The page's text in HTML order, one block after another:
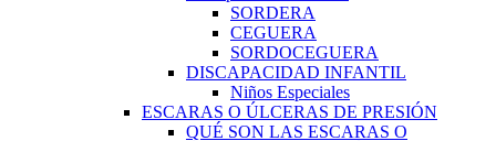
SORDERA
CEGUERA
SORDOCEGUERA
DISCAPACIDAD INFANTIL
Niños Especiales
ESCARAS O ÚLCERAS DE PRESIÓN
QUÉ SON LAS ESCARAS O